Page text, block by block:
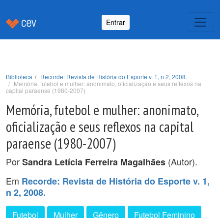
Entrar
Biblioteca
Recorde: Revista de História do Esporte v. 1, n 2, 2008.
Memória, futebol e mulher: anonimato, oficialização e seus reflexos na
capital paraense (1980-2007)
Memória, futebol e mulher: anonimato,
oficialização e seus reflexos na capital
paraense (1980-2007)
PorSandra Letícia Ferreira Magalhães (Autor).
Em Recorde: Revista de História do Esporte v. 1,
n 2, 2008.
Futebol Mulher Gênero
Futebol Feminino